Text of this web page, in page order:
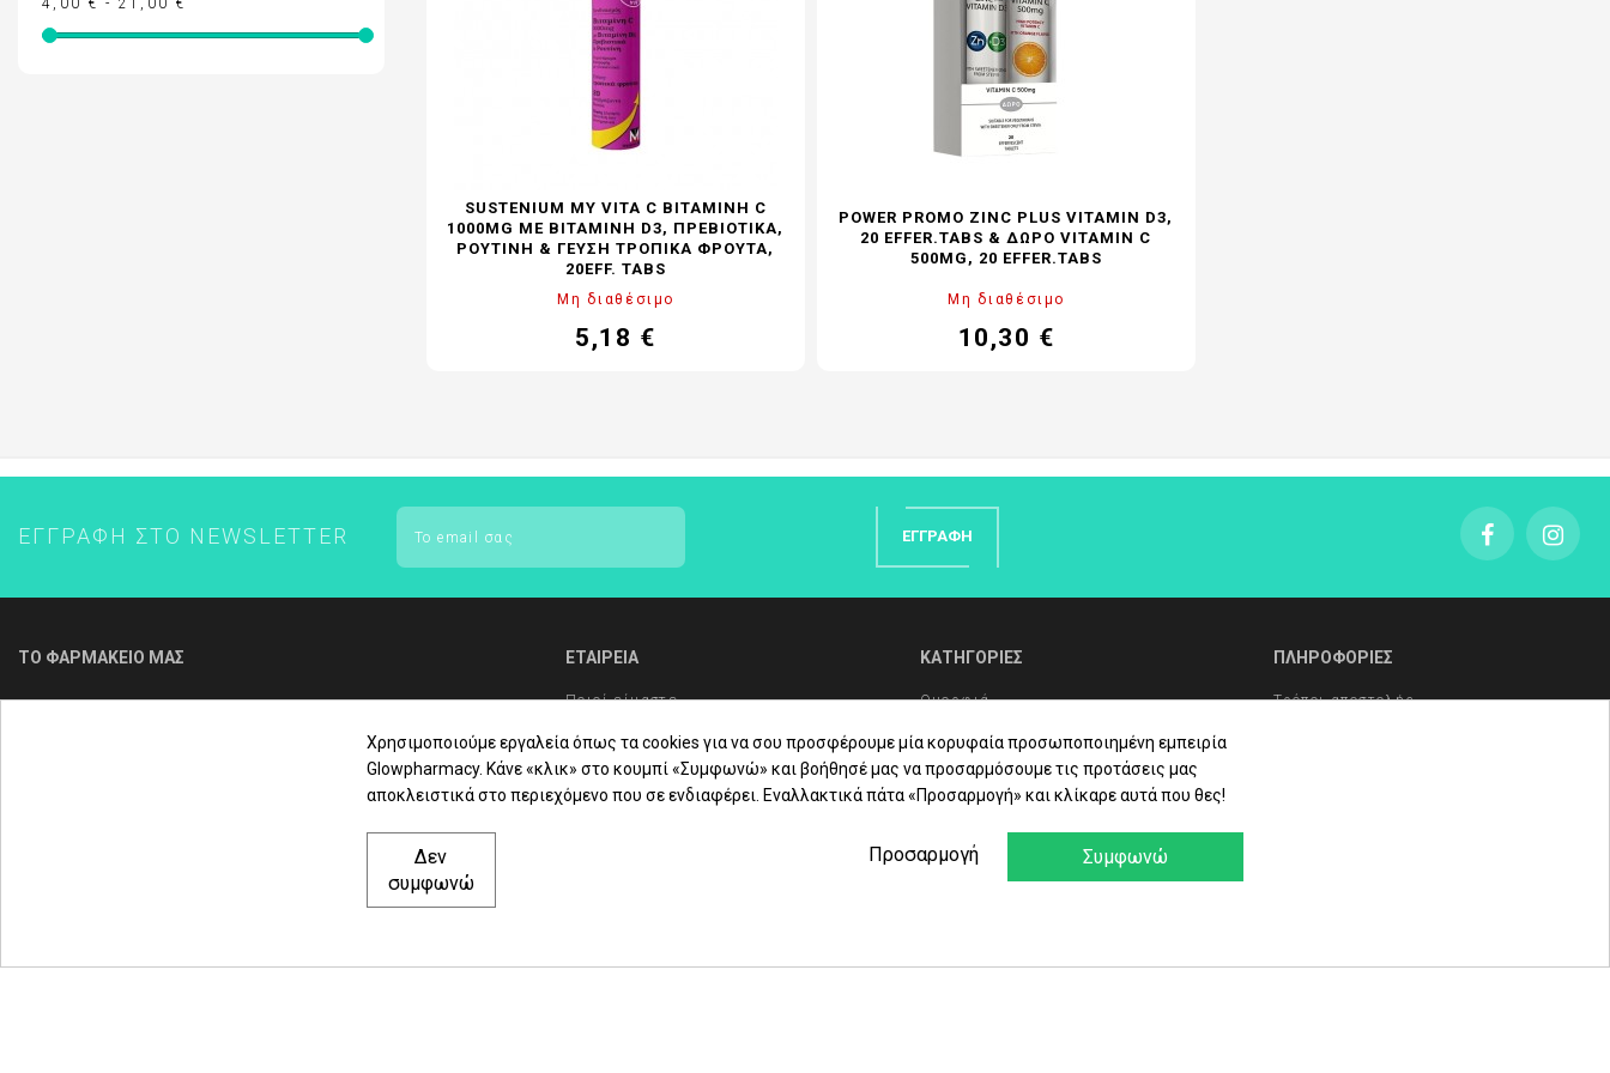
SUSTENIUM MY VITA C ΒΙΤΑΜΊΝΗ C
1000MG ΜΕ ΒΙΤΑΜΊΝΗ D3, ΠΡΕΒΙΟΤΙΚΆ,
ΡΟΥΤΊΝΗ & ΓΕΎΣΗ ΤΡΟΠΙΚΆ ΦΡΟΎΤΑ,
20EFF. TABS
Μη διαθέσιμο
Τιμή
5,18 €
POWER PROMO ZINC PLUS VITAMIN D3,
20 EFFER.TABS & ΔΏΡΟ VITAMIN C
500MG, 20 EFFER.TABS
Μη διαθέσιμο
Τιμή
10,30 €
ΕΓΓΡΑΦΉ ΣΤΟ NEWSLETTER ΕΓΓΡΑΦΉ
ΤΟ ΦΑΡΜΑΚΕΙΟ ΜΑΣ
Για τηλεφωνική παραγγελία & εξυπηρέτηση
ΕΤΑΙΡΕΙΑ
Ποιοί είμαστε
Συχνές Ερωτήσεις
Συμβουλές Υγείας
ΚΑΤΗΓΟΡΙΕΣ
Ομορφιά
Υγιεινή Σώματος
Στοματική Υγιεινή
Φαρμακείο
ΠΛΗΡΟΦΟΡΙΕΣ
Τρόποι αποστολής
Χρησιμοποιούμε εργαλεία όπως τα cookies για να σου προσφέρουμε μία κορυφαία προσωποποιημένη εμπειρία
Glowpharmacy. Κάνε «κλικ» στο κουμπί «Συμφωνώ» και βοήθησέ μας να προσαρμόσουμε τις προτάσεις μας
αποκλειστικά στο περιεχόμενο που σε ενδιαφέρει. Εναλλακτικά πάτα «Προσαρμογή» και κλίκαρε αυτά που θες!
Συμφωνώ
Δεν
συμφωνώ
Προσαρμογή